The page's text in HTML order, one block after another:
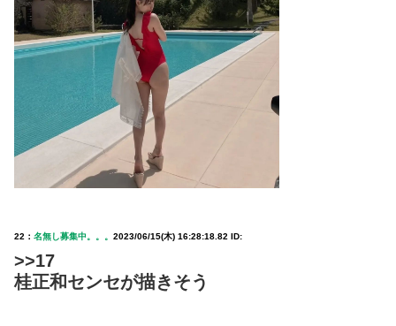
22： 名無し募集中。。。 2023/06/15(木) 16:28:18.82 ID:
>>17
桂正和センセが描きそう